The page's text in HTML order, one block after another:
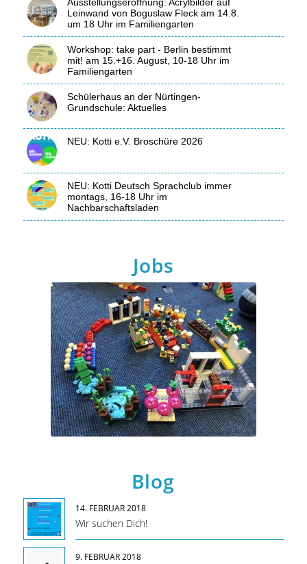
Leinwand von Boguslaw Fleck am 14.8.
um 18 Uhr im Familiengarten
Workshop: take part - Berlin bestimmt
mit! am 15.+16. August, 10-18 Uhr im
Familiengarten
Schülerhaus an der Nürtingen-
Grundschule: Aktuelles
NEU: Kotti e.V. Broschüre 2026
NEU: Kotti Deutsch Sprachclub immer
montags, 16-18 Uhr im
Nachbarschaftsladen
Jobs
Blog
14. FEBRUAR 2018
Wir suchen Dich!
9. FEBRUAR 2018